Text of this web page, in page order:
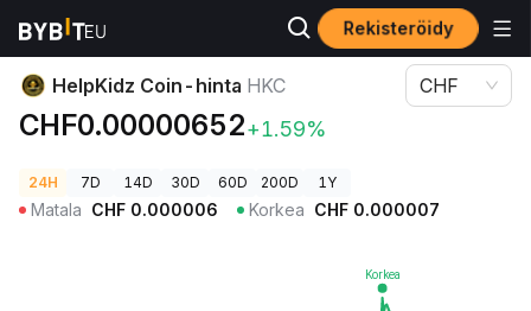
Rekisteröidy
Kryptohinnat HelpKidz Coin-hinta HKC
HelpKidz Coin-hinta HKC
CHF0.00000652+1.59%
CHF
24H 7D 14D 30D 60D 200D 1Y
Matala CHF 0.000006 Korkea CHF 0.000007